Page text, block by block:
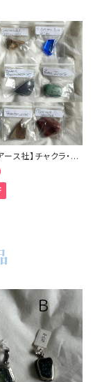
ース社】チャクラ・ハ
ション・ジェムスト
ット)